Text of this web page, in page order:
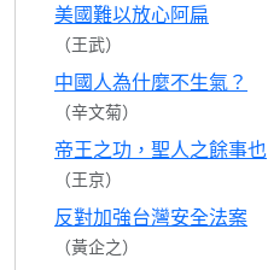
美國難以放心阿扁
（王武）
中國人為什麼不生氣？
（辛文菊）
帝王之功，聖人之餘事也
（王京）
反對加強台灣安全法案
（黃企之）